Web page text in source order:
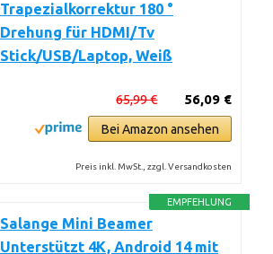
Trapezialkorrektur 180 °
Drehung für HDMI/Tv
Stick/USB/Laptop, Weiß
56,09 €
65,99 €
Bei Amazon ansehen
Preis inkl. MwSt., zzgl. Versandkosten
EMPFEHLUNG
Salange Mini Beamer
Unterstützt 4K, Android 14 mit